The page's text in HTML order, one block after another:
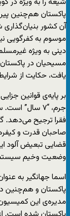
آن کشور بنیان‌گذاری
موسوم به کفرگویی
دینی به ویژه
مسیحیان در
یافت، حکایت از
بر پایه‌ی قوانین
جرم، “۷ سال”
فقرا ترجیح می‌دهد.
صاحبان قدرت و
قضایی تبعیض آلود
وضعیت وخیم
اسما جهانگیر به
پاکستان و هم‌چنین
مدیره‌ی این